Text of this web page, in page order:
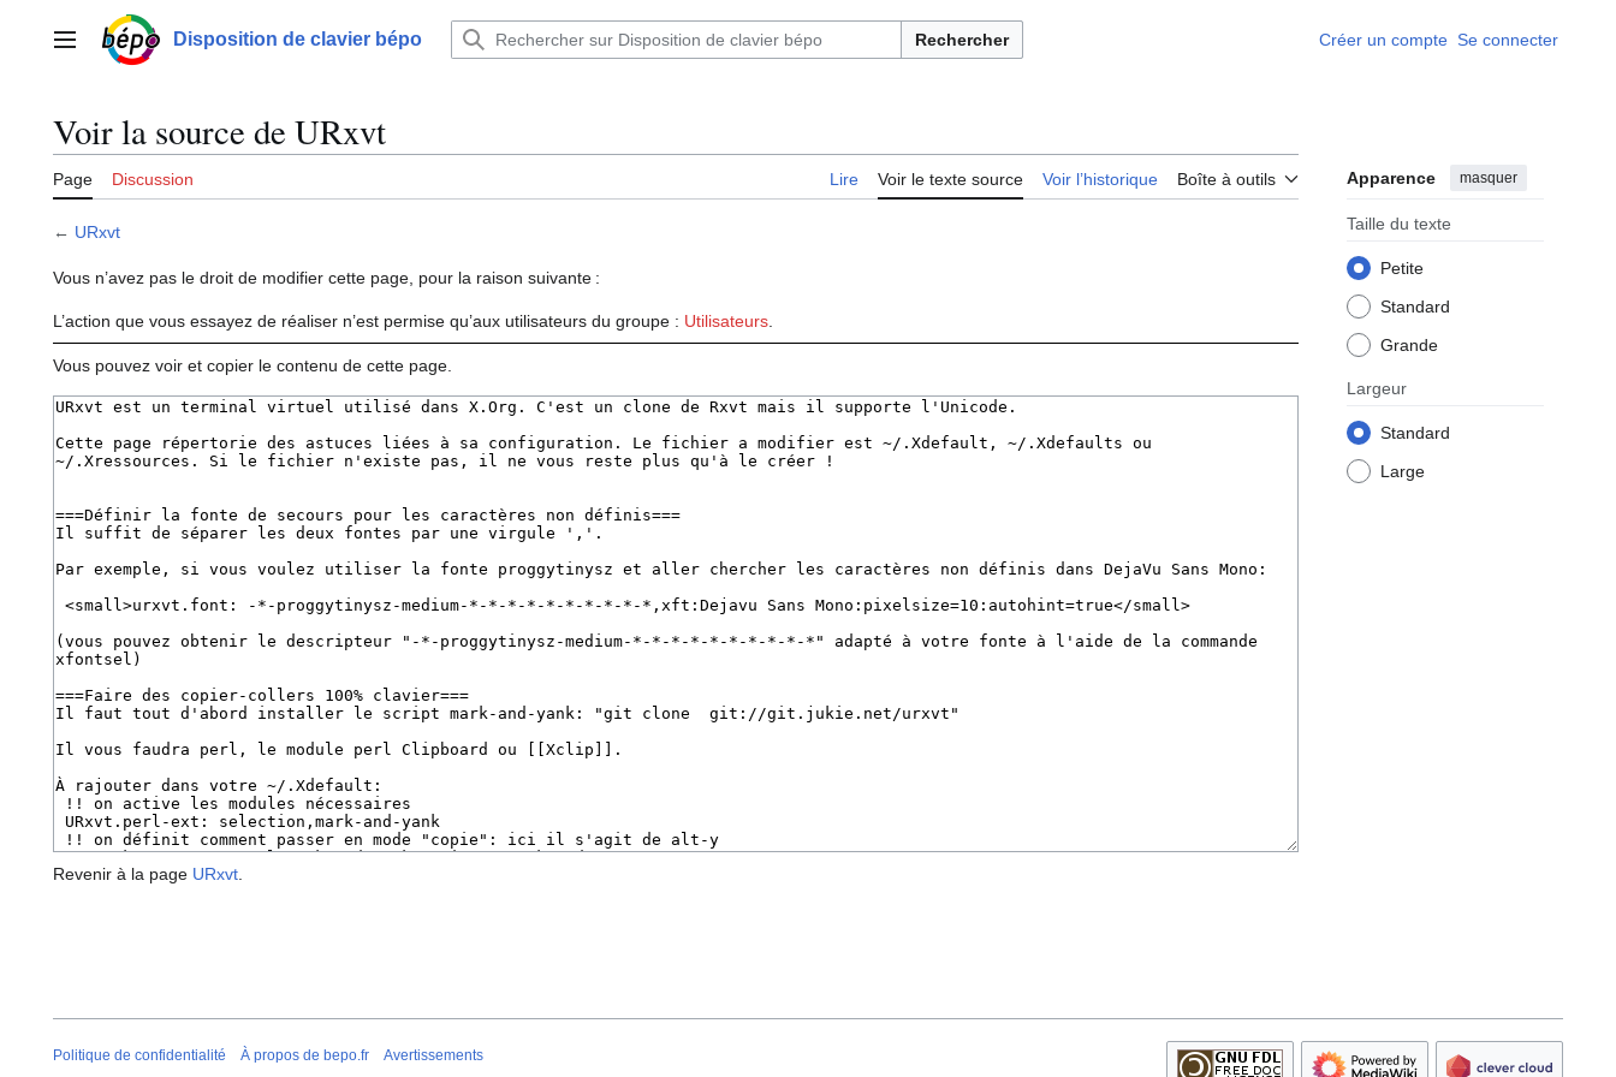
contenuMenu principalDisposition de clavier bépo Rechercher Créer un compte Se connecter
Voir la source de URxvt
Page Discussion Lire Voir le texte source Voir l’historique Boîte à outils Apparence masquer
Taille du texte
Petite
Standard
Grande
Largeur
Standard
Large
← URxvt
Vous n’avez pas le droit de modifier cette page, pour la raison suivante :
L’action que vous essayez de réaliser n’est permise qu’aux utilisateurs du groupe : Utilisateurs
Vous pouvez voir et copier le contenu de cette page.
Revenir à la page URxvt
Politique de confidentialité À propos de bepo.fr Avertissements